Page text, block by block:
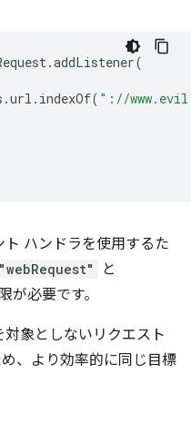
.addListener(
.url . indexOf( "://
ハンドラを使用するた
"webRequest" と
が必要です。
対象としないリクエスト
、より効率的に同じ目標